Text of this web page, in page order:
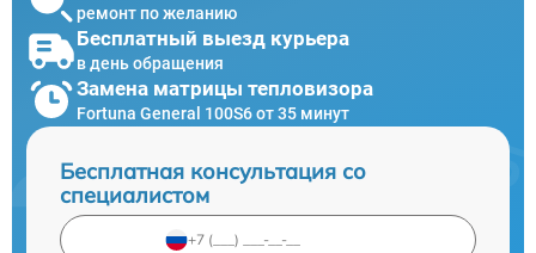
ремонт по желанию
Бесплатный выезд курьера
в день обращения
Замена матрицы тепловизора
Fortuna General 100S6 от 35 минут
Бесплатная консультация со
специалистом